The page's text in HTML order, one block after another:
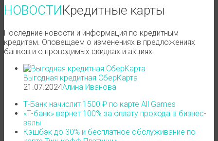
НОВОСТИКредитные карты
Последние новости и информация по кредитным
кредитам. Оповещаем о изменениях в предложениях
банков и о проводимых скидках и акциях.
Выгодная кредитная СберКарта
21.07.2024Алина Иванова
Т-Банк начислит 1500 ₽ по карте All Games
«Т-банк» вернет 100% за оплату прохода в бизнес-
залы
Кэшбэк до 30% и бесплатное обслуживание по